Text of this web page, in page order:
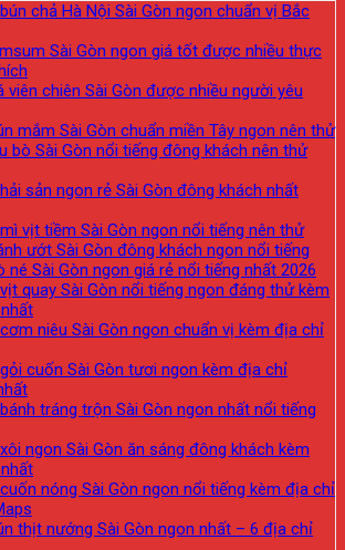
chả Hà Nội Sài Gòn ngon chuẩn vị Bắc
Sài Gòn ngon giá tốt được nhiều thực
viên chiên Sài Gòn được nhiều người yêu
mắm Sài Gòn chuẩn miền Tây ngon nên thử
bò Sài Gòn nổi tiếng đông khách nên thử
sản ngon rẻ Sài Gòn đông khách nhất
vịt tiềm Sài Gòn ngon nổi tiếng nên thử
ướt Sài Gòn đông khách ngon nổi tiếng
né Sài Gòn ngon giá rẻ nổi tiếng nhất 2026
quay Sài Gòn nổi tiếng ngon đáng thử kèm
niêu Sài Gòn ngon chuẩn vị kèm địa chỉ
cuốn Sài Gòn tươi ngon kèm địa chỉ
tráng trộn Sài Gòn ngon nhất nổi tiếng
ngon Sài Gòn ăn sáng đông khách kèm
nóng Sài Gòn ngon nổi tiếng kèm địa chỉ
thịt nướng Sài Gòn ngon nhất – 6 địa chỉ